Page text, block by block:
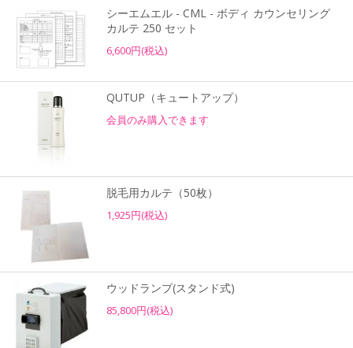
シーエムエル - CML - ボディ カウンセリング
カルテ 250 セット
6,600円(税込)
QUTUP（キュートアップ）
会員のみ購入できます
脱毛用カルテ（50枚）
1,925円(税込)
ウッドランプ(スタンド式)
85,800円(税込)